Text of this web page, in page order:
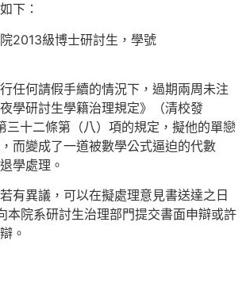
下：
2013級博士研討生，學號
任何請假手續的情況下，過期兩周未注
學研討生學籍治理規定》（清校發
三十二條第（八）項的規定，擬他的單戀
而變成了一道被數學公式逼迫的代數
學處理。
有異議，可以在擬處理意見書送達之日
本院系研討生治理部門提交書面申辯或許
。